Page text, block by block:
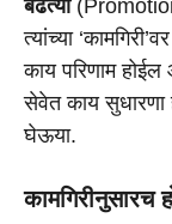
बढत्या
त्यांच्या
काय परिणाम होईल
सेवेत काय
घेऊया.
कामगिरीनुसारच